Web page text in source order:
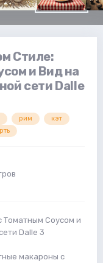
Стиле:
и Вид на
сети Dalle
рим
кэт
Томатным Соусом и
Dalle 3
макароны с